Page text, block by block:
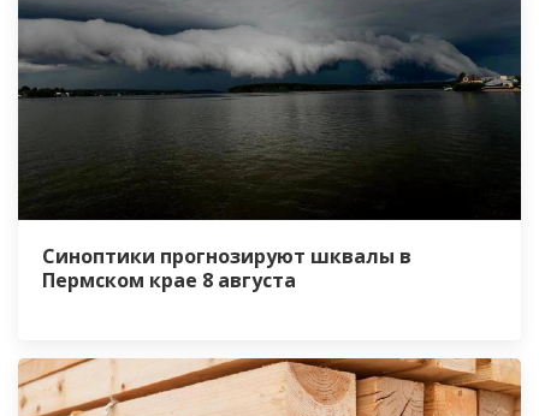
Синоптики прогнозируют шквалы в
Пермском крае 8 августа